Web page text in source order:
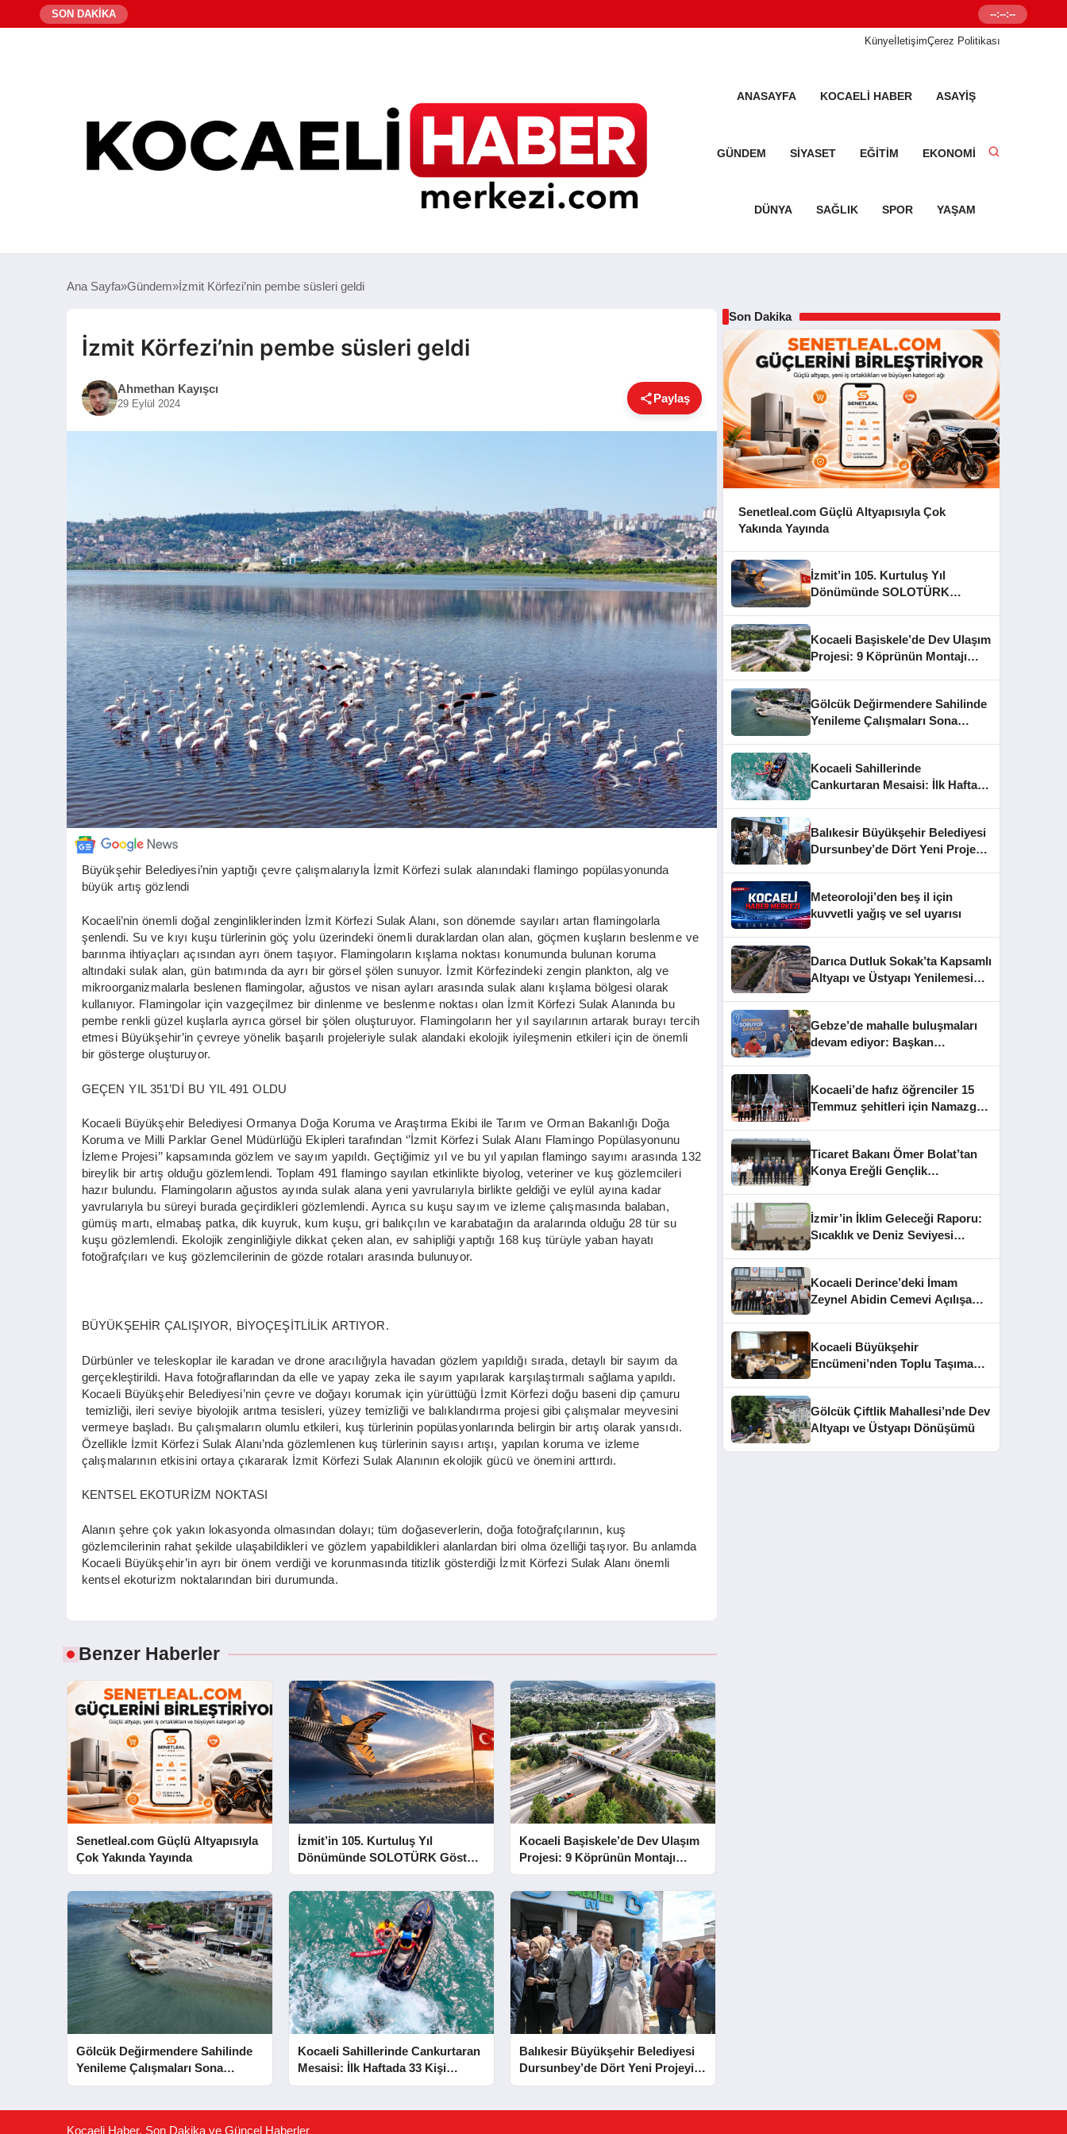
SON DAKİKA Senetleal.com
--:--:--
KünyeİletişimÇerez Politikası
ANASAYFA KOCAELI HABER ASAYIŞ
GÜNDEM SIYASET EĞITIM EKONOMI
DÜNYA SAĞLIK SPOR YAŞAM
Ana Sayfa Gündem İzmit Körfezi’nin pembe süsleri geldi
İzmit Körfezi’nin pembe süsleri geldi
Ahmethan Kayışcı
29 Eylül 2024 Paylaş
Büyükşehir Belediyesi’nin yaptığı çevre çalışmalarıyla İzmit Körfezi sulak alanındaki flamingo popülasyonunda
büyük artış gözlendi
Kocaeli’nin önemli doğal zenginliklerinden İzmit Körfezi Sulak Alanı, son dönemde sayıları artan flamingolarla
şenlendi. Su ve kıyı kuşu türlerinin göç yolu üzerindeki önemli duraklardan olan alan, göçmen kuşların beslenme ve
barınma ihtiyaçları açısından ayrı önem taşıyor. Flamingoların kışlama noktası konumunda bulunan koruma
altındaki sulak alan, gün batımında da ayrı bir görsel şölen sunuyor. İzmit Körfezindeki zengin plankton, alg ve
mikroorganizmalarla beslenen flamingolar, ağustos ve nisan ayları arasında sulak alanı kışlama bölgesi olarak
kullanıyor. Flamingolar için vazgeçilmez bir dinlenme ve beslenme noktası olan İzmit Körfezi Sulak Alanında bu
pembe renkli güzel kuşlarla ayrıca görsel bir şölen oluşturuyor. Flamingoların her yıl sayılarının artarak burayı tercih
etmesi Büyükşehir’in çevreye yönelik başarılı projeleriyle sulak alandaki ekolojik iyileşmenin etkileri için de önemli
bir gösterge oluşturuyor.
GEÇEN YIL 351’Dİ BU YIL 491 OLDU
Kocaeli Büyükşehir Belediyesi Ormanya Doğa Koruma ve Araştırma Ekibi ile Tarım ve Orman Bakanlığı Doğa
Koruma ve Milli Parklar Genel Müdürlüğü Ekipleri tarafından ‘’İzmit Körfezi Sulak Alanı Flamingo Popülasyonunu
İzleme Projesi’’ kapsamında gözlem ve sayım yapıldı. Geçtiğimiz yıl ve bu yıl yapılan flamingo sayımı arasında 132
bireylik bir artış olduğu gözlemlendi. Toplam 491 flamingo sayılan etkinlikte biyolog, veteriner ve kuş gözlemcileri
hazır bulundu. Flamingoların ağustos ayında sulak alana yeni yavrularıyla birlikte geldiği ve eylül ayına kadar
yavrularıyla bu süreyi burada geçirdikleri gözlemlendi. Ayrıca su kuşu sayım ve izleme çalışmasında balaban,
gümüş martı, elmabaş patka, dik kuyruk, kum kuşu, gri balıkçılın ve karabatağın da aralarında olduğu 28 tür su
kuşu gözlemlendi. Ekolojik zenginliğiyle dikkat çeken alan, ev sahipliği yaptığı 168 kuş türüyle yaban hayatı
fotoğrafçıları ve kuş gözlemcilerinin de gözde rotaları arasında bulunuyor.
BÜYÜKŞEHİR ÇALIŞIYOR, BİYOÇEŞİTLİLİK ARTIYOR.
Dürbünler ve teleskoplar ile karadan ve drone aracılığıyla havadan gözlem yapıldığı sırada, detaylı bir sayım da
gerçekleştirildi. Hava fotoğraflarından da elle ve yapay zeka ile sayım yapılarak karşılaştırmalı sağlama yapıldı.
Kocaeli Büyükşehir Belediyesi’nin çevre ve doğayı korumak için yürüttüğü İzmit Körfezi doğu baseni dip çamuru
temizliği, ileri seviye biyolojik arıtma tesisleri, yüzey temizliği ve balıklandırma projesi gibi çalışmalar meyvesini
vermeye başladı. Bu çalışmaların olumlu etkileri, kuş türlerinin popülasyonlarında belirgin bir artış olarak yansıdı.
Özellikle İzmit Körfezi Sulak Alanı’nda gözlemlenen kuş türlerinin sayısı artışı, yapılan koruma ve izleme
çalışmalarının etkisini ortaya çıkararak İzmit Körfezi Sulak Alanının ekolojik gücü ve önemini arttırdı.
KENTSEL EKOTURİZM NOKTASI
Alanın şehre çok yakın lokasyonda olmasından dolayı; tüm doğaseverlerin, doğa fotoğrafçılarının, kuş
gözlemcilerinin rahat şekilde ulaşabildikleri ve gözlem yapabildikleri alanlardan biri olma özelliği taşıyor. Bu anlamda
Kocaeli Büyükşehir’in ayrı bir önem verdiği ve korunmasında titizlik gösterdiği İzmit Körfezi Sulak Alanı önemli
kentsel ekoturizm noktalarından biri durumunda.
Benzer Haberler
Senetleal.com Güçlü Altyapısıyla
Çok Yakında Yayında
İzmit’in 105. Kurtuluş Yıl
Dönümünde SOLOTÜRK Gösteri
Yapacak
Kocaeli Başiskele’de Dev Ulaşım
Projesi: 9 Köprünün Montajı
Tamamlandı
Gölcük Değirmendere Sahilinde
Yenileme Çalışmaları Sona
Yaklaştı
Kocaeli Sahillerinde Cankurtaran
Mesaisi: İlk Haftada 33 Kişi
Kurtarıldı
Balıkesir Büyükşehir Belediyesi
Dursunbey’de Dört Yeni Projeyi
Hizmete Açtı
Son Dakika
Senetleal.com Güçlü Altyapısıyla Çok
Yakında Yayında
İzmit’in 105. Kurtuluş Yıl
Dönümünde SOLOTÜRK
Kocaeli Başiskele’de Dev Ulaşım
Projesi: 9 Köprünün Montajı
Gölcük Değirmendere Sahilinde
Yenileme Çalışmaları Sona
Kocaeli Sahillerinde
Cankurtaran Mesaisi: İlk Haftada
Balıkesir Büyükşehir Belediyesi
Dursunbey’de Dört Yeni Projeyi
Meteoroloji’den beş il için
kuvvetli yağış ve sel uyarısı
Darıca Dutluk Sokak’ta Kapsamlı
Altyapı ve Üstyapı Yenilemesi
Gebze’de mahalle buluşmaları
devam ediyor: Başkan
Kocaeli’de hafız öğrenciler 15
Temmuz şehitleri için Namazgâh
Ticaret Bakanı Ömer Bolat’tan
Konya Ereğli Gençlik
İzmir’in İklim Geleceği Raporu:
Sıcaklık ve Deniz Seviyesi
Kocaeli Derince’deki İmam
Zeynel Abidin Cemevi Açılışa
Kocaeli Büyükşehir
Encümeni’nden Toplu Taşıma
Gölcük Çiftlik Mahallesi’nde Dev
Altyapı ve Üstyapı Dönüşümü
Kocaeli Haber, Son Dakika ve Güncel Haberler